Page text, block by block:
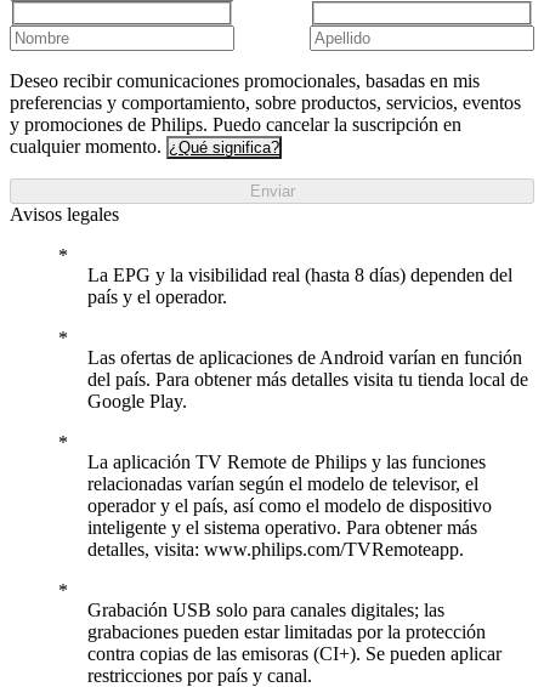
Deseo recibir comunicaciones promocionales, basadas en mis
preferencias y comportamiento, sobre productos, servicios, eventos
y promociones de Philips. Puedo cancelar la suscripción en
cualquier momento. ¿Qué significa?
Enviar
Avisos legales
La EPG y la visibilidad real (hasta 8 días) dependen del
país y el operador.
Las ofertas de aplicaciones de Android varían en función
del país. Para obtener más detalles visita tu tienda local de
Google Play.
La aplicación TV Remote de Philips y las funciones
relacionadas varían según el modelo de televisor, el
operador y el país, así como el modelo de dispositivo
inteligente y el sistema operativo. Para obtener más
detalles, visita: www.philips.com/TVRemoteapp.
Grabación USB solo para canales digitales; las
grabaciones pueden estar limitadas por la protección
contra copias de las emisoras (CI+). Se pueden aplicar
restricciones por país y canal.